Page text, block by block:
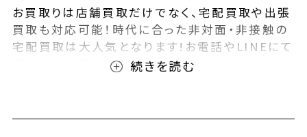
お買取りは店舗買取だけでなく、宅配買取や出張
買取も対応可能！時代に合った非対面・非接触の
宅配買取は大人気となります!お電話やLINEにて
事前査定が可能となっております！また無料の宅